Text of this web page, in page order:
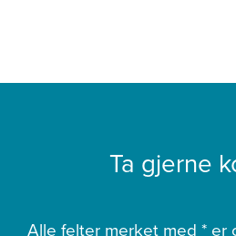
Ta gjerne
Alle felter merket med * er